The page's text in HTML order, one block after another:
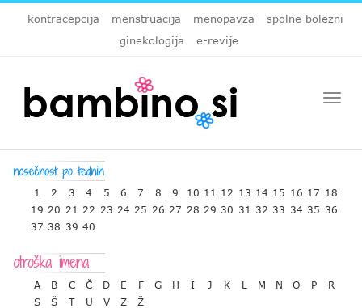
kontracepcija menstruacija menopavza
spolne bolezni
ginekologija
e-revije
1 2 3 4 5 6 7 8 9 10 11 12 13 14 15 16 17 18
19 20 21 22 23 24 25 26 27 28 29 30 31 32 33 34 35 36
37 38 39 40
A B C Č D E F G H I J K L M N O P
R
S
Š T U V Z Ž